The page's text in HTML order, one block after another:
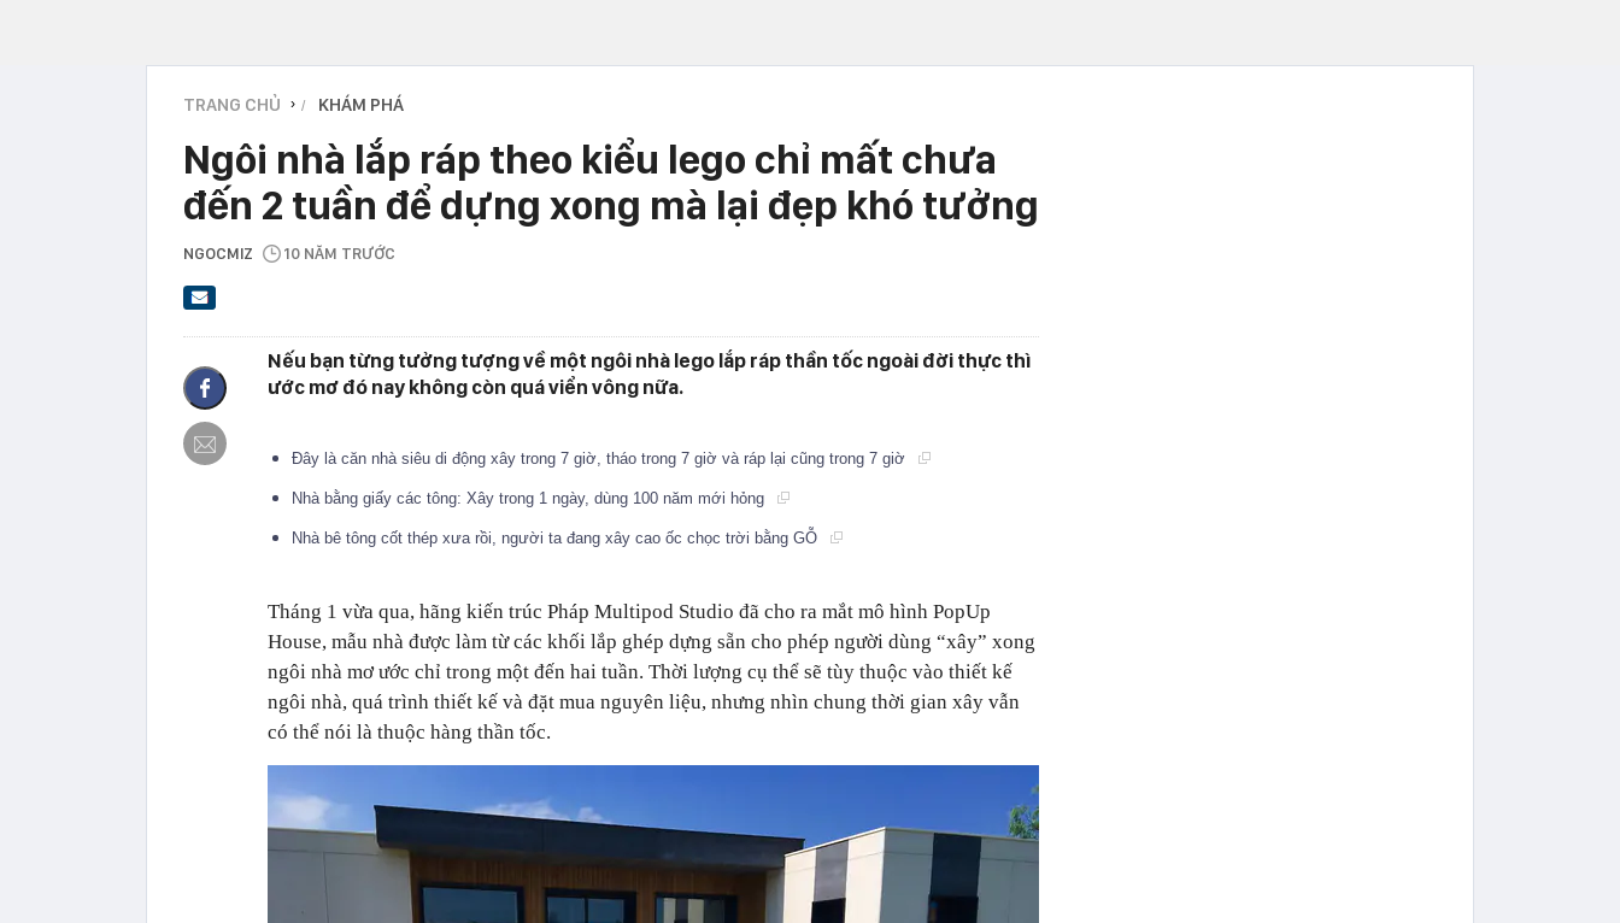
TRANG CHỦ › KHÁM PHÁ
Ngôi nhà lắp ráp theo kiểu lego chỉ mất chưa
đến 2 tuần để dựng xong mà lại đẹp khó tưởng
NGOCMIZ 10 NĂM TRƯỚC
Nếu bạn từng tưởng tượng về một ngôi nhà lego lắp ráp thần tốc ngoài đời thực thì
ước mơ đó nay không còn quá viển vông nữa.
Đây là căn nhà siêu di động xây trong 7 giờ, tháo trong 7 giờ và ráp lại cũng trong 7 giờ
Nhà bằng giấy các tông: Xây trong 1 ngày, dùng 100 năm mới hỏng
Nhà bê tông cốt thép xưa rồi, người ta đang xây cao ốc chọc trời bằng GỖ
Tháng 1 vừa qua, hãng kiến trúc Pháp Multipod Studio đã cho ra mắt mô hình PopUp
House, mẫu nhà được làm từ các khối lắp ghép dựng sẵn cho phép người dùng “xây” xong
ngôi nhà mơ ước chỉ trong một đến hai tuần. Thời lượng cụ thể sẽ tùy thuộc vào thiết kế
ngôi nhà, quá trình thiết kế và đặt mua nguyên liệu, nhưng nhìn chung thời gian xây vẫn
có thể nói là thuộc hàng thần tốc.